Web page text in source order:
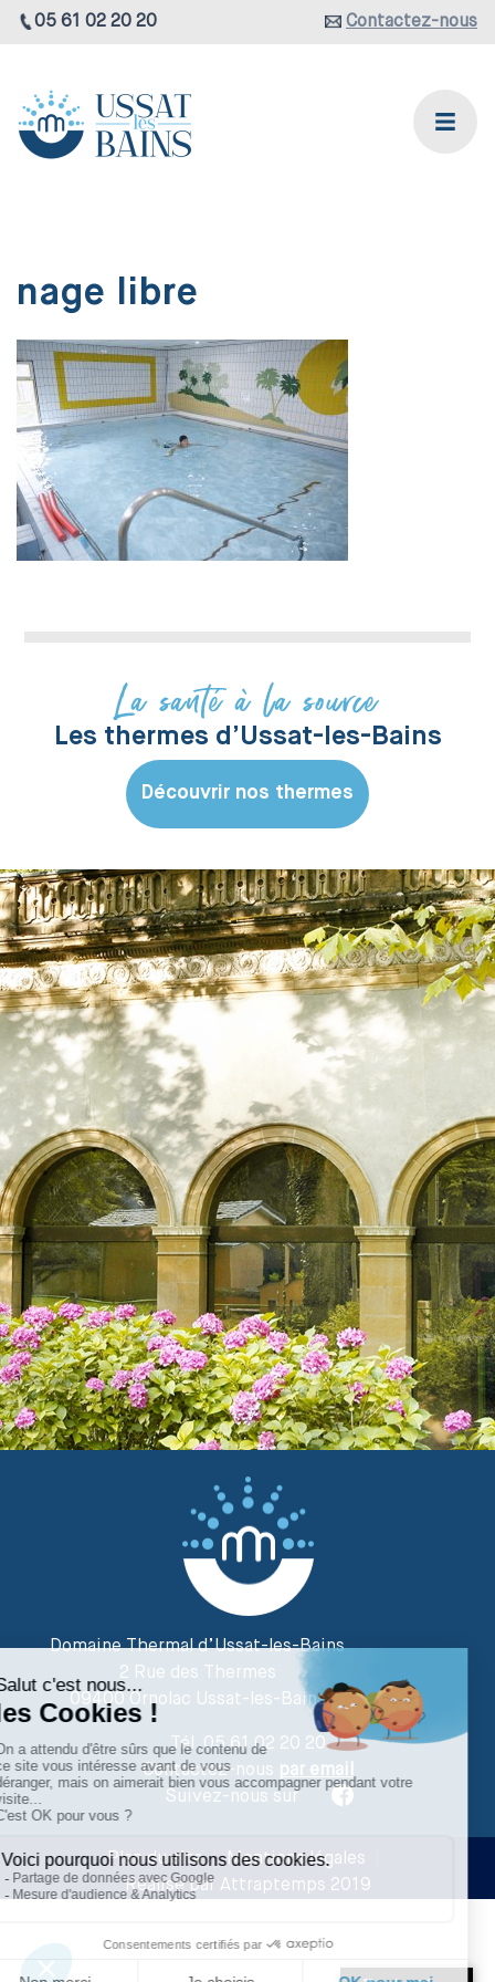
05 61 02 20 20 Contactez-nous
nage libre
La santé à la source
Les thermes d’Ussat-les-Bains
Découvrir nos thermes
Domaine Thermal d’Ussat-les-Bains
2 Rue des Thermes
09400 Ornolac Ussat-les-Bains
Tél. 05 61 02 20 20
Contactez-nous par email
Suivez-nous sur
Plan du site | Mentions légales
Réalisé par Attraptemps 2019